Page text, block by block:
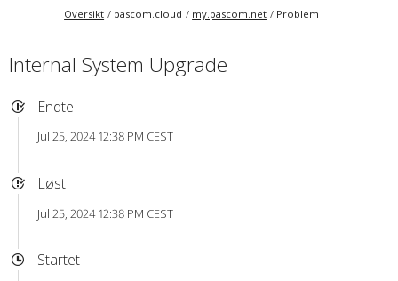
Oversikt pascom.cloud my.pascom.net Problem
Internal System Upgrade
Endte
Jul 25, 2024 12:38 PM CEST
Løst
Jul 25, 2024 12:38 PM CEST
Startet